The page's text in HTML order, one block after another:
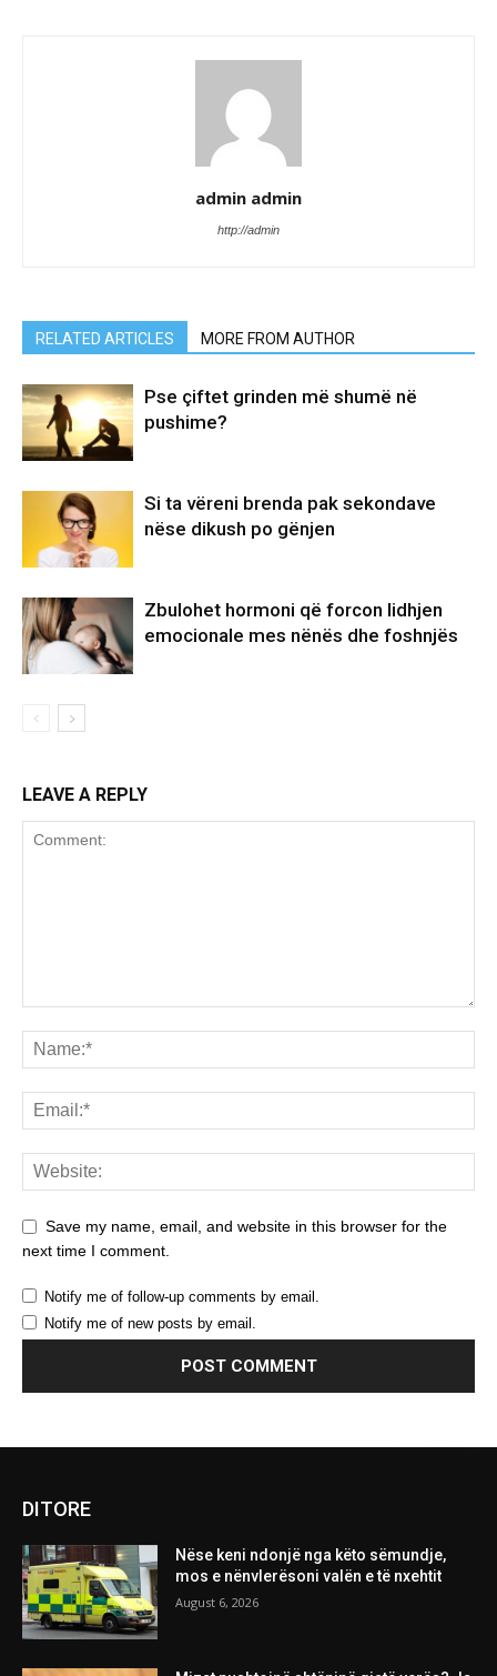
admin admin
http://admin
RELATED ARTICLES MORE FROM AUTHOR
Pse çiftet grinden më shumë në
pushime?
Si ta vëreni brenda pak sekondave
nëse dikush po gënjen
Zbulohet hormoni që forcon lidhjen
emocionale mes nënës dhe foshnjës
LEAVE A REPLY
Save my name, email, and website in this browser for the
next time I comment.
Notify me of follow-up comments by email.
Notify me of new posts by email.
DITORE
Nëse keni ndonjë nga këto sëmundje,
mos e nënvlerësoni valën e të nxehtit
August 6, 2026